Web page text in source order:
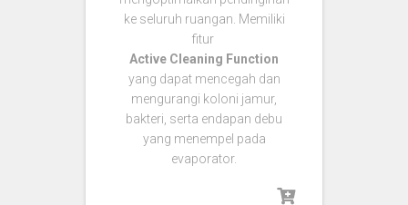
ke seluruh ruangan. Memiliki
fitur
Active Cleaning Function
yang dapat mencegah dan
mengurangi koloni jamur,
bakteri, serta endapan debu
yang menempel pada
evaporator.